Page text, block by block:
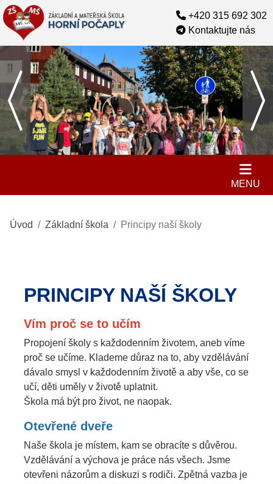
+420 315 692 302
Kontaktujte nás
MENU
Úvod Základní škola Principy naší školy
PRINCIPY NAŠÍ ŠKOLY
Vím proč se to učím
Propojení školy s každodenním životem, aneb víme
proč se učíme. Klademe důraz na to, aby vzdělávání
dávalo smysl v každodenním životě a aby vše, co se
učí, děti uměly v životě uplatnit.
Škola má být pro život, ne naopak.
Otevřené dveře
Naše škola je místem, kam se obracíte s důvěrou.
Vzdělávání a výchova je práce nás všech. Jsme
otevřeni názorům a diskuzi s rodiči. Zpětná vazba je